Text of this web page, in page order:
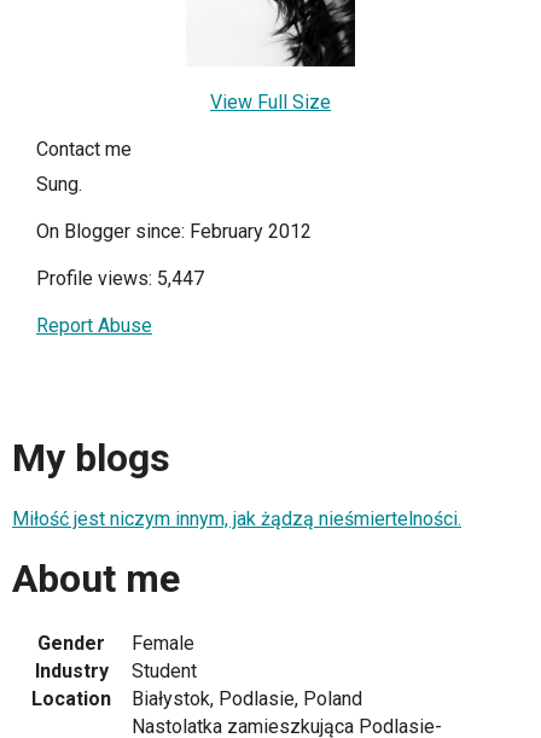
View Full Size
Contact me
Sung.
On Blogger since: February 2012
Profile views: 5,447
Report Abuse
My blogs
Miłość jest niczym in­nym, jak żądzą nieśmiertelności.
About me
Gender
Female
Industry
Student
Location
Białystok, Podlasie, Poland
Nastolatka zamieszkująca Podlasie-